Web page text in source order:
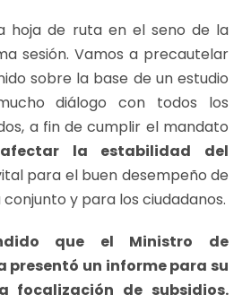
hoja de ruta en el seno de la
sesión. Vamos a precautelar
sobre la base de un estudio
diálogo con todos los
a fin de cumplir el mandato
la estabilidad del
para el buen desempeño de
y para los ciudadanos.
que el Ministro de
presentó un informe para su
focalización de subsidios.